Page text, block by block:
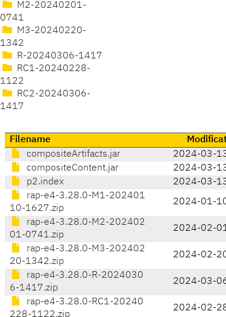
M2-20240201-
0741
M3-20240220-
1342
R-20240306-1417
RC1-20240228-
1122
RC2-20240306-
1417
Filename
compositeArtifacts.jar
2024-03-13
compositeContent.jar
2024-03-13
p2.index
2024-03-13
rap-e4-3.28.0-M1-202401
10-1627.zip
2024-01-10
rap-e4-3.28.0-M2-202402
01-0741.zip
2024-02-01
rap-e4-3.28.0-M3-202402
20-1342.zip
2024-02-20
rap-e4-3.28.0-R-2024030
6-1417.zip
2024-03-06
rap-e4-3.28.0-RC1-20240
228-1122.zip
2024-02-28